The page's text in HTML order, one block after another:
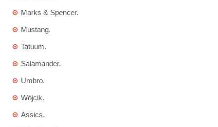
Marks & Spencer.
Mustang.
Tatuum.
Salamander.
Umbro.
Wójcik.
Assics.